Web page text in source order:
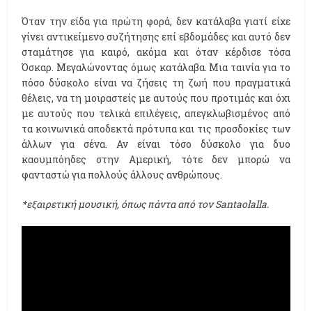
Όταν την είδα για πρώτη φορά, δεν κατάλαβα γιατί είχε
γίνει αντικείμενο συζήτησης επί εβδομάδες και αυτό δεν
σταμάτησε για καιρό, ακόμα και όταν κέρδισε τόσα
Όσκαρ. Μεγαλώνοντας όμως κατάλαβα. Μια ταινία για το
πόσο δύσκολο είναι να ζήσεις τη ζωή που πραγματικά
θέλεις, να τη μοιραστείς με αυτούς που προτιμάς και όχι
με αυτούς που τελικά επιλέγεις, απεγκλωβισμένος από
τα κοινωνικά αποδεκτά πρότυπα και τις προσδοκίες των
άλλων για σένα. Αν είναι τόσο δύσκολο για δυο
καουμπόηδες στην Αμερική, τότε δεν μπορώ να
φανταστώ για πολλούς άλλους ανθρώπους.
*εξαιρετική μουσική, όπως πάντα από τον Santaolalla.